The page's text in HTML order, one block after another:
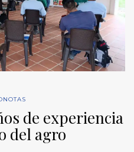
de experiencia
del agro